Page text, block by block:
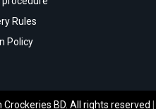
Rules
Policy
BD. All rights reserved